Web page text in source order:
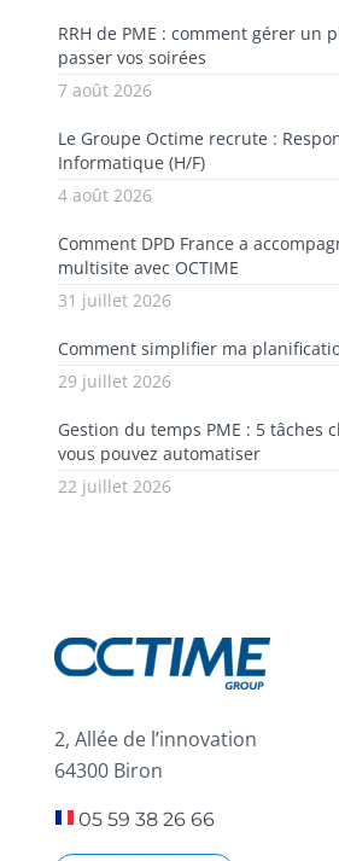
RRH de PME : comment gérer un
passer vos soirées
7 août 2026
Le Groupe Octime recrute :
Informatique (H/F)
4 août 2026
Comment DPD France a
multisite avec OCTIME
31 juillet 2026
Comment simplifier ma
29 juillet 2026
Gestion du temps PME : 5 tâches
vous pouvez automatiser
22 juillet 2026
2, Allée de l’innovation
64300 Biron
05 59 38 26 66